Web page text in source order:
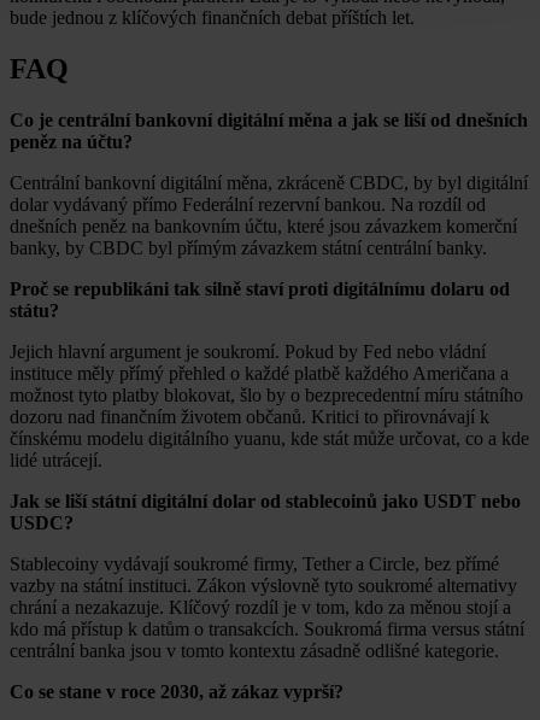
bude jednou z klíčových finančních debat příštích let.
FAQ
Co je centrální bankovní digitální měna a jak se liší od dnešních
peněz na účtu?
Centrální bankovní digitální měna, zkráceně CBDC, by byl digitální
dolar vydávaný přímo Federální rezervní bankou. Na rozdíl od
dnešních peněz na bankovním účtu, které jsou závazkem komerční
banky, by CBDC byl přímým závazkem státní centrální banky.
Proč se republikáni tak silně staví proti digitálnímu dolaru od
státu?
Jejich hlavní argument je soukromí. Pokud by Fed nebo vládní
instituce měly přímý přehled o každé platbě každého Američana a
možnost tyto platby blokovat, šlo by o bezprecedentní míru státního
dozoru nad finančním životem občanů. Kritici to přirovnávají k
čínskému modelu digitálního yuanu, kde stát může určovat, co a kde
lidé utrácejí.
Jak se liší státní digitální dolar od stablecoinů jako USDT nebo
USDC?
Stablecoiny vydávají soukromé firmy, Tether a Circle, bez přímé
vazby na státní instituci. Zákon výslovně tyto soukromé alternativy
chrání a nezakazuje. Klíčový rozdíl je v tom, kdo za měnou stojí a
kdo má přístup k datům o transakcích. Soukromá firma versus státní
centrální banka jsou v tomto kontextu zásadně odlišné kategorie.
Co se stane v roce 2030, až zákaz vyprší?